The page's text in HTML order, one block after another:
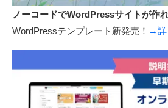
ノーコードでWordPressサイトが作れ
WordPressテンプレート新発売！ →詳